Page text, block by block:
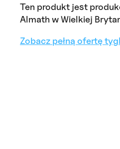
Ten produkt jest
Almath w Wielkiej
Zobacz pełną ofertę